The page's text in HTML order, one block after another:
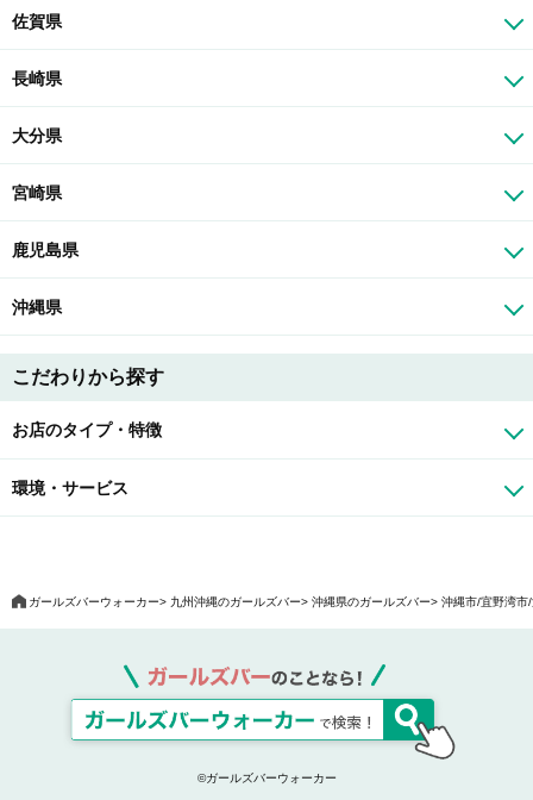
佐賀県
長崎県
大分県
宮崎県
鹿児島県
沖縄県
こだわりから探す
お店のタイプ・特徴
環境・サービス
ガールズバーウォーカー 九州沖縄のガールズバー 沖縄県のガールズバー 沖縄市/宜野湾市
©ガールズバーウォーカー